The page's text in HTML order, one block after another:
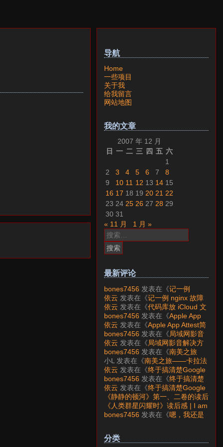
导航
Home
一些项目
关于我
给我留言
网站地图
我的文章
2007 年 12 月
日 一 二 三 四 五 六
1
2
3 4 5 6 7
8
9
10 11 12 13 14 15
16 17 18 19 20 21 22
23 24 25 26 27 28 29
30 31
« 11 月
1 月 »
搜
索：
最新评论
bones7456 发表在《记一例
nginx 故障分析》
依云 发表在《记一例 nginx 故障
分析 》
依云 发表在《代码库放 iCloud 文
件夹会怎样？》
bones7456 发表在《Apple App
Attest简介》
依云 发表在《Apple App Attest简
介》
bones7456 发表在《局域网影音
解决方案——Jellyfin》
依云 发表在《局域网影音解决方
案——Jellyfin》
bones7456 发表在《南美之旅
——卡拉法特看莫雷诺大冰川》
小L 发表在《南美之旅——卡拉法
特看莫雷诺大冰川》
依云 发表在《终于搞清楚Google
账号的所属国家的逻辑了》
bones7456 发表在《终于搞清楚
Google账号的所属国家的逻辑
了》
依云 发表在《终于搞清楚Google
账号的所属国家的逻辑了》
《静静的顿河》第一、二卷的读后
感 | I am LAZY bones?发表在
《《人类群星闪耀时》读后感》
《人类群星闪耀时》读后感 | I am
LAZY bones?发表在《
《显微镜
bones7456 发表在《嗯，我还是
分类